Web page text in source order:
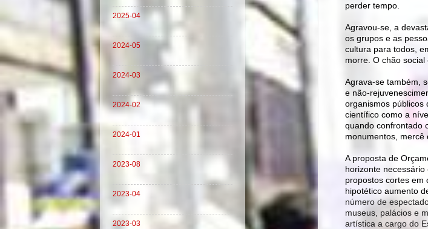
2025-04
2024-05
2024-03
2024-02
2024-01
2023-08
2023-04
2023-03
perder tempo.
Agravou-se, a
os grupos e as
cultura para todos,
morre. O chão
Agrava-se também,
e não-
organismos públicos
científico como a
quando confrontado
monumentos, mercê
A proposta de
horizonte
propostos cortes em
hipotético aumento
número de
museus, palácios e
artística a cargo do